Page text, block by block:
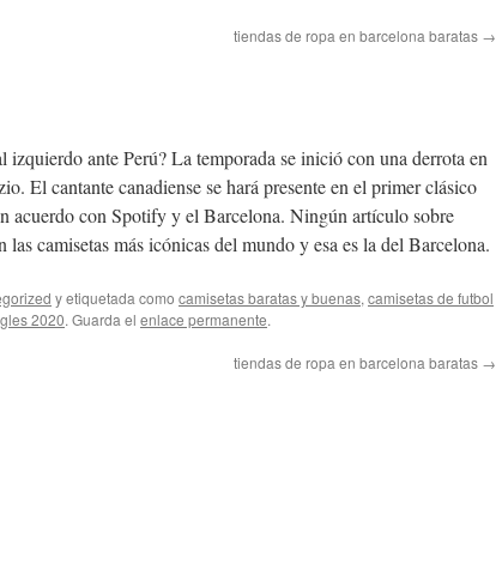
tiendas de ropa en barcelona baratas →
ante Perú? La temporada se inició con una derrota en
El cantante canadiense se hará presente en el primer clásico
acuerdo con Spotify y el Barcelona. Ningún artículo sobre
camisetas más icónicas del mundo y esa es la del Barcelona.
y etiquetada como camisetas baratas y buenas, camisetas de futbol
2020. Guarda el enlace permanente.
tiendas de ropa en barcelona baratas →